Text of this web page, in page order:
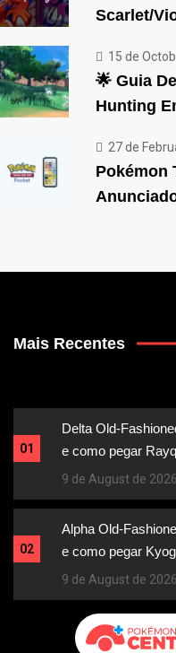
Scarlet/
15 de
🌟 Guia
Hunting
27 de
Pokémon
Mais Recentes
01
Delta Old-
e como pegar
9 de August de 2026
02
Alpha Old-
e como pegar
9 de August de 2026